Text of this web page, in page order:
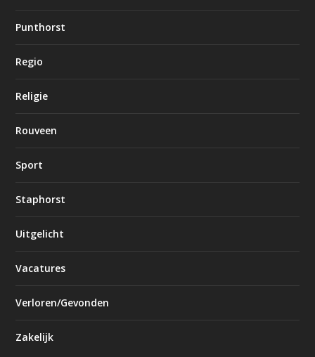
Punthorst
Regio
Religie
Rouveen
Sport
Staphorst
Uitgelicht
Vacatures
Verloren/Gevonden
Zakelijk